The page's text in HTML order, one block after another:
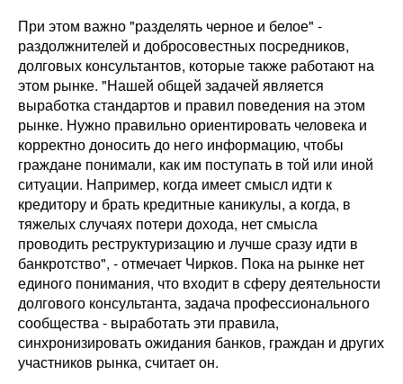
При этом важно "разделять черное и белое" -
раздолжнителей и добросовестных посредников,
долговых консультантов, которые также работают на
этом рынке. "Нашей общей задачей является
выработка стандартов и правил поведения на этом
рынке. Нужно правильно ориентировать человека и
корректно доносить до него информацию, чтобы
граждане понимали, как им поступать в той или иной
ситуации. Например, когда имеет смысл идти к
кредитору и брать кредитные каникулы, а когда, в
тяжелых случаях потери дохода, нет смысла
проводить реструктуризацию и лучше сразу идти в
банкротство", - отмечает Чирков. Пока на рынке нет
единого понимания, что входит в сферу деятельности
долгового консультанта, задача профессионального
сообщества - выработать эти правила,
синхронизировать ожидания банков, граждан и других
участников рынка, считает он.